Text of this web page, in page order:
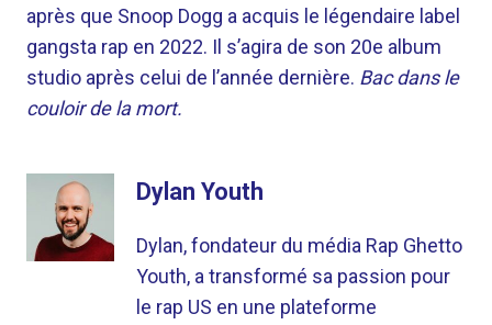
après que Snoop Dogg a acquis le légendaire label
gangsta rap en 2022. Il s’agira de son 20e album
studio après celui de l’année dernière. Bac dans le
couloir de la mort.
Dylan Youth
Dylan, fondateur du média Rap Ghetto
Youth, a transformé sa passion pour
le rap US en une plateforme